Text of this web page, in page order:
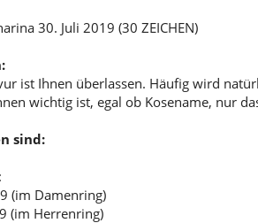
30. Juli 2019 (30 ZEICHEN)
ist Ihnen überlassen. Häufig wird
wichtig ist, egal ob Kosename, nur
sind:
(im Damenring)
(im Herrenring)